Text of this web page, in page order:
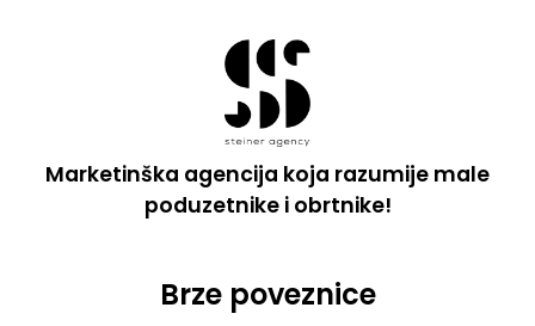
Marketinška agencija koja razumije male
poduzetnike i obrtnike!
Brze poveznice